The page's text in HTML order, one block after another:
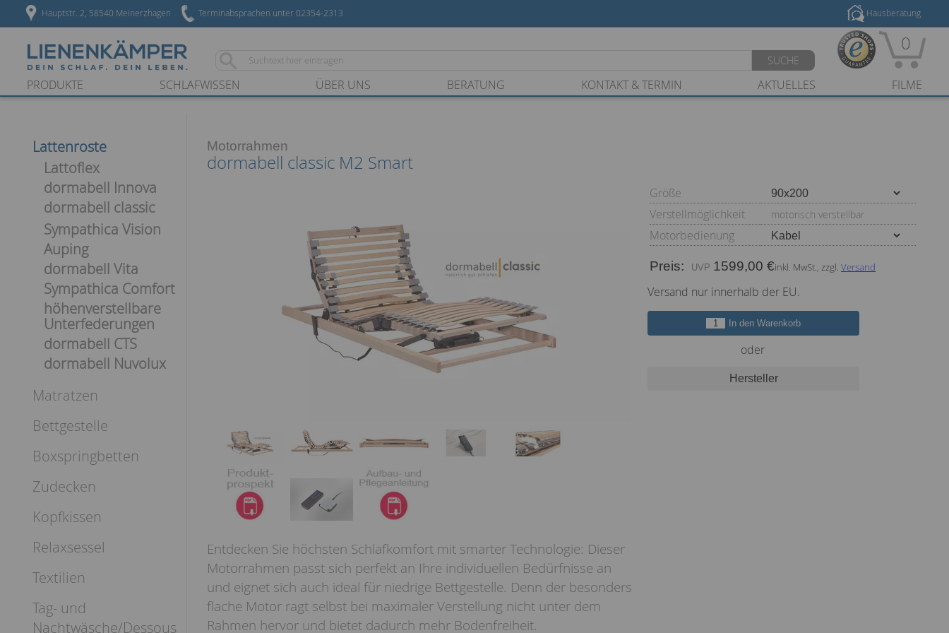
Hauptstr. 2, 58540 Meinerzhagen Terminabsprachen unter 02354-2313 Hausberatung
SUCHE
0
PRODUKTE SCHLAFWISSEN ÜBER UNS BERATUNG KONTAKT & TERMIN AKTUELLES FILME
Lattenroste
Lattoflex
dormabell Innova
dormabell classic
Sympathica Vision
Auping
dormabell Vita
Sympathica Comfort
höhenverstellbare
Unterfederungen
dormabell CTS
dormabell Nuvolux
Matratzen
Bettgestelle
Boxspringbetten
Zudecken
Kopfkissen
Relaxsessel
Textilien
Tag- und
Nachtwäsche/Dessous
Motorrahmen
dormabell classic M2 Smart
Entdecken Sie höchsten Schlafkomfort mit smarter Technologie: Dieser
Motorrahmen passt sich perfekt an Ihre individuellen Bedürfnisse an
und eignet sich auch ideal für niedrige Bettgestelle. Denn der besonders
flache Motor ragt selbst bei maximaler Verstellung nicht unter dem
Rahmen hervor und bietet dadurch mehr Bodenfreiheit.
Größe
Verstellmöglichkeit
motorisch verstellbar
Motorbedienung
Preis: 1599,00 €inkl. MwSt., zzgl. Versand
Versand nur innerhalb der EU.
In den Warenkorb
oder
Hersteller